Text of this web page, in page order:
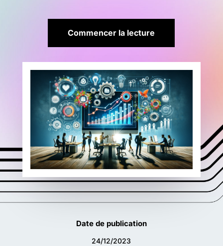
Commencer la lecture
Date de publication
24/12/2023